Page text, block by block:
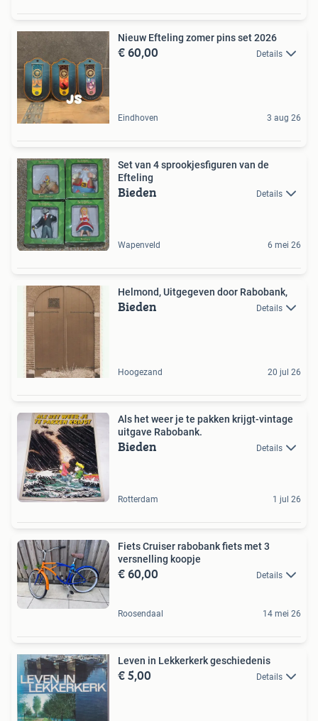
Nieuw Efteling zomer pins set 2026
€ 60,00 Details
Eindhoven 3 aug 26
Set van 4 sprookjesfiguren van de
Efteling
Bieden Details
Wapenveld 6 mei 26
Helmond, Uitgegeven door Rabobank,
Bieden Details
Hoogezand 20 jul 26
Als het weer je te pakken krijgt-vintage
uitgave Rabobank.
Bieden Details
Rotterdam 1 jul 26
Fiets Cruiser rabobank fiets met 3
versnelling koopje
€ 60,00 Details
Roosendaal 14 mei 26
Leven in Lekkerkerk geschiedenis
€ 5,00 Details